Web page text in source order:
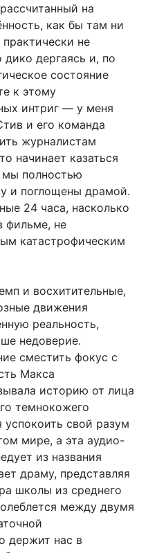
на
как бы там ни
не
дико дергаясь и, по
состояние
к этому
интриг — у меня
и его команда
журналистам
начинает казаться
мы полностью
и поглощены драмой.
24 часа, насколько
фильме, не
катастрофическим
и восхитительные,
движения
реальность,
недоверие.
сместить фокус с
Макса
историю от лица
темнокожего
свой разум
мире, а эта аудио-
из названия
драму, представляя
школы из среднего
между двумя
держит нас в